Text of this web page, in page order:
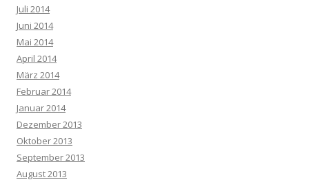
Juli 2014
Juni 2014
Mai 2014
April 2014
März 2014
Februar 2014
Januar 2014
Dezember 2013
Oktober 2013
September 2013
August 2013